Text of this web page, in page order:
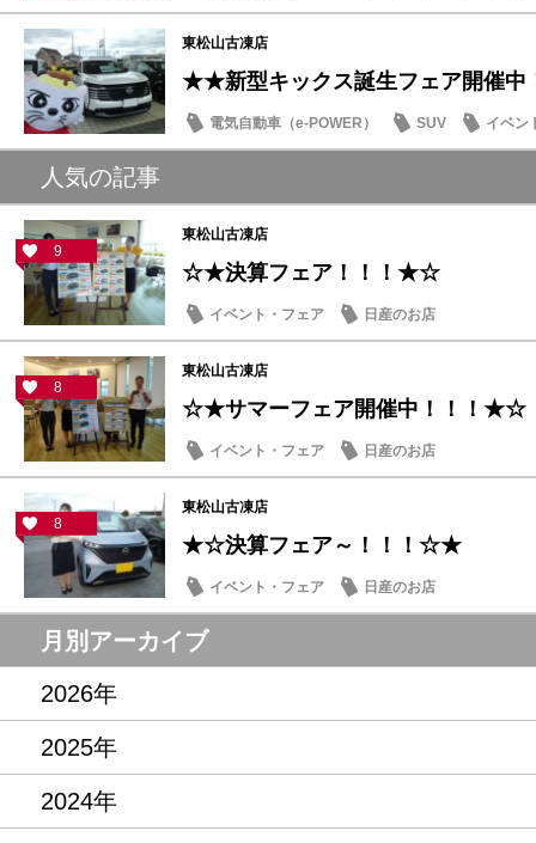
日産のお店
東松山古凍店
★★新型キックス誕生フェア開催
電気自動車（e-POWER） SUV
イベン
日産のお店
人気の記事
9
東松山古凍店
☆★決算フェア！！！★☆
イベント・フェア 日産のお店
8
東松山古凍店
☆★サマーフェア開催中！！！★☆
イベント・フェア 日産のお店
8
東松山古凍店
★☆決算フェア～！！！☆★
イベント・フェア 日産のお店
月別アーカイブ
2026年
2025年
2024年